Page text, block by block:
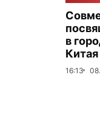
в
Китая
16:13